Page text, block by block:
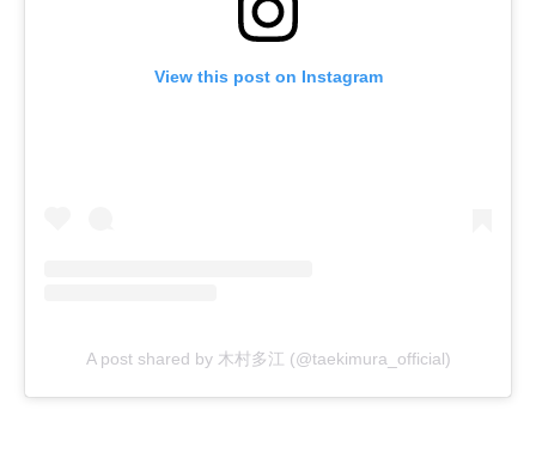
View this post on Instagram
A post shared by 木村多江 (@taekimura_official)